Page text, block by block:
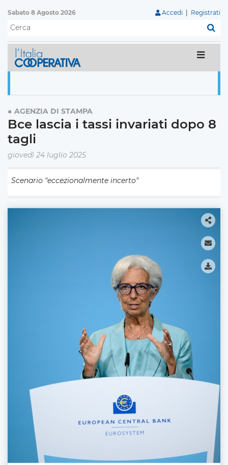
Sabato 8 Agosto 2026 Accedi Registrati
AGENZIA DI STAMPA
Bce lascia i tassi invariati dopo 8
tagli
giovedì 24 luglio 2025
Scenario "eccezionalmente incerto"